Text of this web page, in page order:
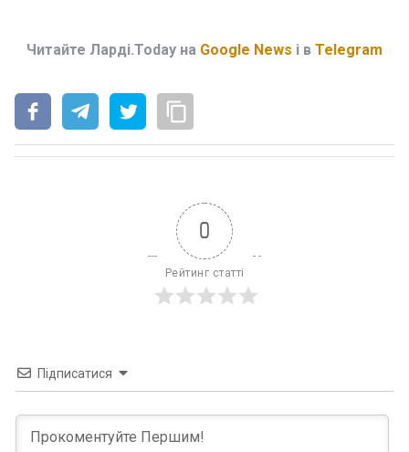
Читайте Ларді.Today на Google News і в Telegram
0
Рейтинг статті
Підписатися